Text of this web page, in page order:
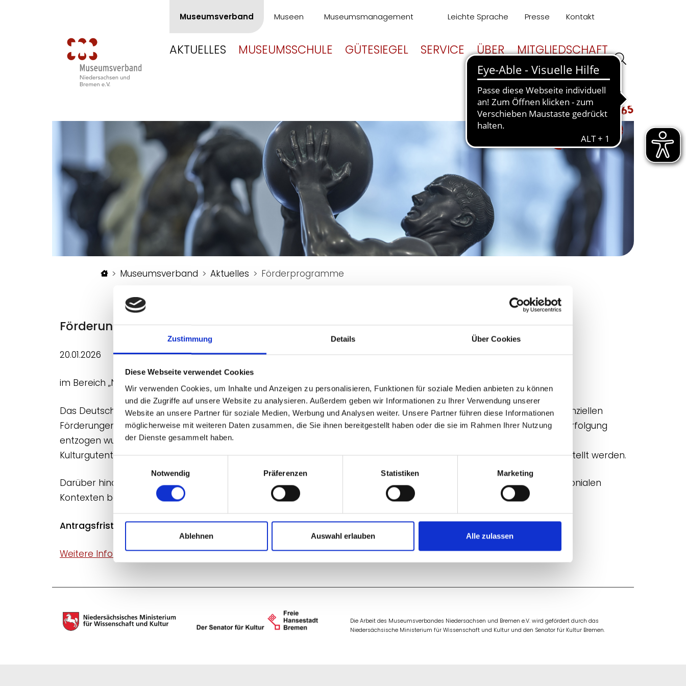
Zustimmung Details Über Cookies
Diese Webseite verwendet Cookies
Wir verwenden Cookies, um Inhalte und Anzeigen zu personalisieren, Funktionen für soziale Medien anbieten zu können
und die Zugriffe auf unsere Website zu analysieren. Außerdem geben wir Informationen zu Ihrer Verwendung unserer
Website an unsere Partner für soziale Medien, Werbung und Analysen weiter. Unsere Partner führen diese Informationen
möglicherweise mit weiteren Daten zusammen, die Sie ihnen bereitgestellt haben oder die sie im Rahmen Ihrer Nutzung
der Dienste gesammelt haben.
Notwendig
Präferenzen Statistiken Marketing
Ablehnen Auswahl erlauben Alle zulassen
Museumsverband Museen Museumsmanagement Leichte Sprache Presse Kontakt
AKTUELLES MUSEUMSSCHULE GÜTESIEGEL SERVICE
ÜBER
UNS
MITGLIEDSCHAFT
Startseite
Museumsverband Aktuelles Förderprogramme
Förderung der Provenienzforschung
20.01.2026
im Bereich „NS‑verfolgungsbedingt entzogenes Kulturgut“ (NS‑Raubgut)
Das Deutsche Zentrum Kulturgutverluste unterstützt Einrichtungen, die Kulturgüter bewahren, unter anderem mit finanziellen
Förderungen dabei, zu prüfen, ob Objekte ihren Eigentümerinnen und Eigentümern beispielsweise durch staatliche Verfolgung
entzogen wurden. Zum 1. Januar 2026 nahm eine neue Förderlinie ihre Arbeit auf, die sich der Erforschung von
Kulturgutentziehungen in der Sowjetischen Besatzungszone (SBZ) und der DDR widmet. Anträge können ab sofort gestellt werden.
Darüber hinaus stehen weiterhin Fördermittel für Projekte zu NS-Raubgut sowie zu Kultur- und Sammlungsgut aus kolonialen
Kontexten bereit.
Antragsfristen: jeweils zum 1. April und 1. Oktober eines Jahres
Weitere Informationen
Die Arbeit des Museumsverbandes Niedersachsen und Bremen e.V. wird gefördert durch das
Niedersächsische Ministerium für Wissenschaft und Kultur und den Senator für Kultur Bremen.